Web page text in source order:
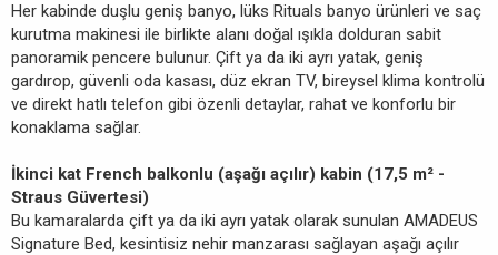
Her kabinde duşlu geniş banyo, lüks Rituals banyo ürünleri ve saç
kurutma makinesi ile birlikte alanı doğal ışıkla dolduran sabit
panoramik pencere bulunur. Çift ya da iki ayrı yatak, geniş
gardırop, güvenli oda kasası, düz ekran TV, bireysel klima kontrolü
ve direkt hatlı telefon gibi özenli detaylar, rahat ve konforlu bir
konaklama sağlar.
İkinci kat French balkonlu (aşağı açılır) kabin (17,5 m² -
Straus Güvertesi)
Bu kamaralarda çift ya da iki ayrı yatak olarak sunulan AMADEUS
Signature Bed, kesintisiz nehir manzarası sağlayan aşağı açılır